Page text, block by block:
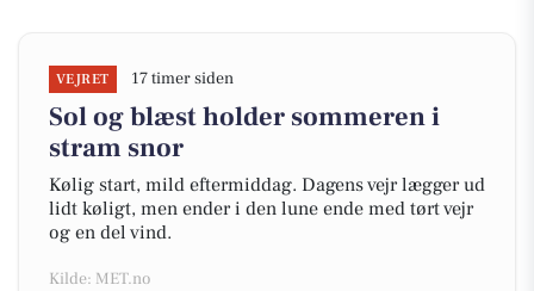
VEJRET 17 timer siden
Sol og blæst holder sommeren i
stram snor
Kølig start, mild eftermiddag. Dagens vejr lægger ud
lidt køligt, men ender i den lune ende med tørt vejr
og en del vind.
Kilde: MET.no